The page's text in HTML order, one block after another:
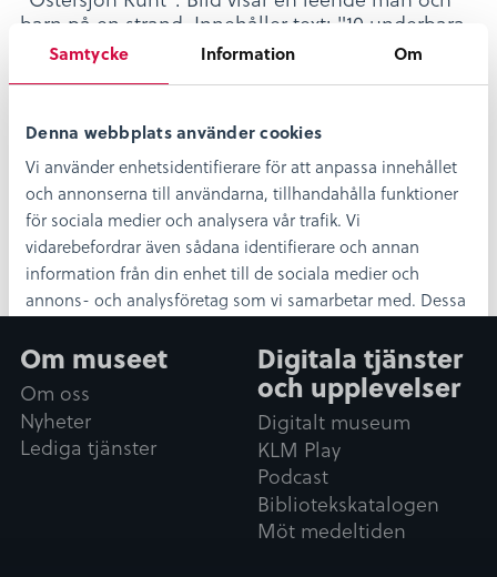
Samtycke Information Om
Denna webbplats använder cookies
Vi använder enhetsidentifierare för att anpassa innehållet
och annonserna till användarna, tillhandahålla funktioner
för sociala medier och analysera vår trafik. Vi
vidarebefordrar även sådana identifierare och annan
information från din enhet till de sociala medier och
annons- och analysföretag som vi samarbetar med. Dessa
information som du har tillhandahållit eller som de har
samlat in när du har använt deras tjänster.
Nödvändig
Dela:
Dela
facebook
Dela
twitter
Dela
linkedin
Dela
pinterest
Om museet
Om oss
Nyheter
Lediga tjänster
Digitala tjänster
och upplevelser
Digitalt museum
KLM Play
Podcast
Bibliotekskatalogen
Möt medeltiden